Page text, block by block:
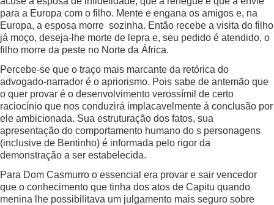
para a Europa com o filho. Mente e engana os amigos e, na
Europa, a esposa morre sozinha. Então recebe a visita do filho
já moço, deseja-lhe morte de lepra e, seu pedido é atendido, o
filho morre da peste no Norte da África.
Percebe-se que o traço mais marcante da retórica do
advogado-narrador é o apriorismo. Pois sabe de antemão que
o quer provar é o desenvolvimento verossímil de certo
raciocínio que nos conduzirá implacavelmente à conclusão por
ele ambicionada. Sua estruturação dos fatos, sua
apresentação do comportamento humano do s personagens
(inclusive de Bentinho) é informada pelo rigor da
demonstração a ser estabelecida.
Para Dom Casmurro o essencial era provar e sair vencedor
que o conhecimento que tinha dos atos de Capitu quando
menina lhe possibilitava um julgamento mais seguro sobre